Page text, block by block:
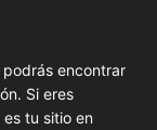
encontrar
Si eres
tu sitio en